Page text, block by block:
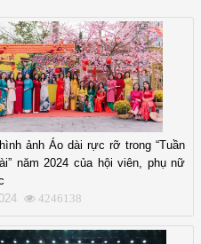
ảnh Áo dài rực rỡ trong “Tuần
năm 2024 của hội viên, phụ nữ
4246138